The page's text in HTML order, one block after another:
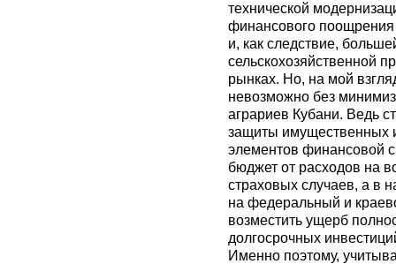
технической
финансового поощрения
и, как следствие,
сельскохозяйственной
рынках. Но, на мой
невозможно без
аграриев Кубани. Ведь
защиты имущественных
элементов финансовой
бюджет от расходов на
страховых случаев, а в
на федеральный и
возместить ущерб
долгосрочных
Именно поэтому,